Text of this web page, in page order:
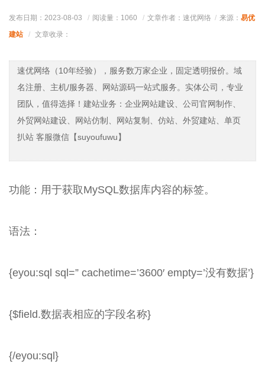
发布日期：2023-08-03 阅读量： 1060 文章作者：速优网络 来源： 易优
建站
文章收录：
速优网络（10年经验），服务数万家企业，固定透明报价。域
名注册、主机/服务器、网站源码一站式服务。实体公司，专业
团队，值得选择！建站业务：企业网站建设、公司官网制作、
外贸网站建设、网站仿制、网站复制、仿站、外贸建站、单页
扒站 客服微信【suyoufuwu】
功能：用于获取MySQL数据库内容的标签。
语法：
{eyou:sql sql=” cachetime=’3600′ empty=’没有数据’}
{$field.数据表相应的字段名称}
{/eyou:sql}